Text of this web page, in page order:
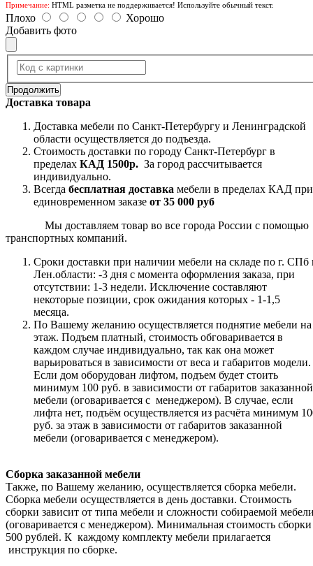
Примечание: HTML разметка не поддерживается! Используйте обычный текст.
Плохо
Хорошо
Добавить фото
Продолжить
Доставка товара
Доставка мебели по Санкт-Петербургу и Ленинградской
области осуществляется до подъезда.
Стоимость доставки по городу Санкт-Петербург в
пределах КАД 1500р. За город рассчитывается
индивидуально.
Всегда бесплатная доставка мебели в пределах КАД при
единовременном заказе от 35 000 руб
Мы доставляем товар во все города России с помощью
транспортных компаний.
Сроки доставки при наличии мебели на складе по г. СПб
Лен.области: -3 дня с момента оформления заказа, при
отсутствии: 1-3 недели. Исключение составляют
некоторые позиции, срок ожидания которых - 1-1,5
месяца.
По Вашему желанию осуществляется поднятие мебели на
этаж. Подъем платный, стоимость обговаривается в
каждом случае индивидуально, так как она может
варьироваться в зависимости от веса и габаритов модели.
Если дом оборудован лифтом, подъем будет стоить
минимум 100 руб. в зависимости от габаритов заказанной
мебели (оговаривается с менеджером). В случае, если
лифта нет, подъём осуществляется из расчёта минимум
руб. за этаж в зависимости от габаритов заказанной
мебели (оговаривается с менеджером).
Сборка заказанной мебели
Также, по Вашему желанию, осуществляется сборка мебели.
Сборка мебели осуществляется в день доставки. Стоимость
сборки зависит от типа мебели и сложности собираемой
(оговаривается с менеджером). Минимальная стоимость сборки
500 рублей. К каждому комплекту мебели прилагается
инструкция по сборке.